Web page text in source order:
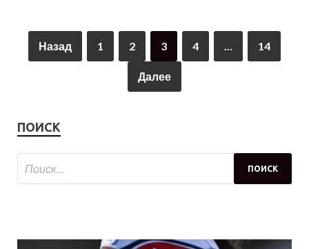
Назад 1 2 3 4 … 14
Далее
ПОИСК